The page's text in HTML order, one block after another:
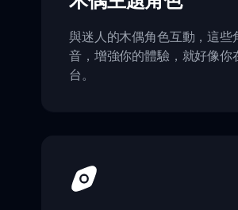
與迷人的木偶角色互動，這些
音，增強你的體驗，就好像你
台。